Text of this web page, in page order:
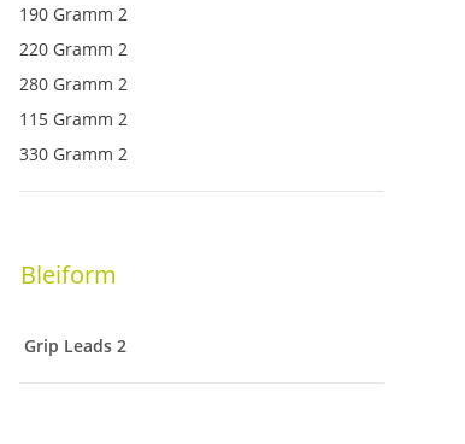
190 Gramm 2
220 Gramm 2
280 Gramm 2
115 Gramm 2
330 Gramm 2
Bleiform
Grip Leads 2